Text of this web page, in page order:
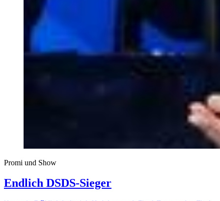
Promi und Show
Endlich DSDS-Sieger